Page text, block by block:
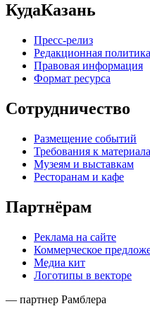
КудаКазань
Пресс-релиз
Редакционная политика
Правовая информация
Формат ресурса
Сотрудничество
Размещение событий
Требования к
Музеям и выставкам
Ресторанам и кафе
Партнёрам
Реклама на сайте
Коммерческое
Медиа кит
Логотипы в векторе
— партнер Рамблера